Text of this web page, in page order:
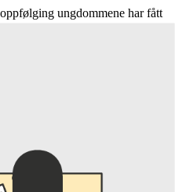
ungdommene har fått